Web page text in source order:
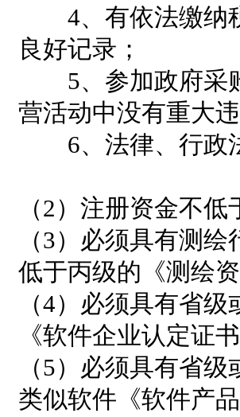
4、有依法缴纳
良好记录；
5、参加政府采
营活动中没有重大
6、法律、行政
（2）注册资金不
（3）必须具有测
低于丙级的《测绘
（4）必须具有省
《软件企业认定证
（5）必须具有省
类似软件《软件产